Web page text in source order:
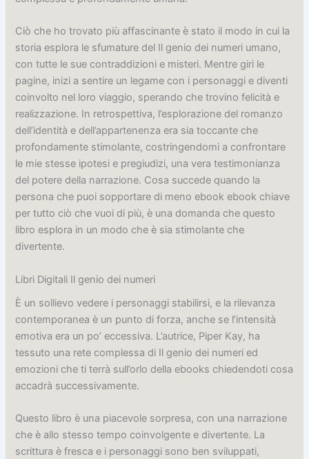
Ciò che ho trovato più affascinante è stato il modo in cui la
storia esplora le sfumature del Il genio dei numeri umano,
con tutte le sue contraddizioni e misteri. Mentre giri le
pagine, inizi a sentire un legame con i personaggi e diventi
coinvolto nel loro viaggio, sperando che trovino felicità e
realizzazione. In retrospettiva, l’esplorazione del romanzo
dell’identità e dell’appartenenza era sia toccante che
profondamente stimolante, costringendomi a confrontare
le mie stesse ipotesi e pregiudizi, una vera testimonianza
del potere della narrazione. Cosa succede quando la
persona che puoi sopportare di meno ebook ebook chiave
per tutto ciò che vuoi di più, è una domanda che questo
libro esplora in un modo che è sia stimolante che
divertente.
Libri Digitali Il genio dei numeri
È un sollievo vedere i personaggi stabilirsi, e la rilevanza
contemporanea è un punto di forza, anche se l’intensità
emotiva era un po’ eccessiva. L’autrice, Piper Kay, ha
tessuto una rete complessa di Il genio dei numeri ed
emozioni che ti terrà sull’orlo della ebooks chiedendoti cosa
accadrà successivamente.
Questo libro è una piacevole sorpresa, con una narrazione
che è allo stesso tempo coinvolgente e divertente. La
scrittura è fresca e i personaggi sono ben sviluppati,